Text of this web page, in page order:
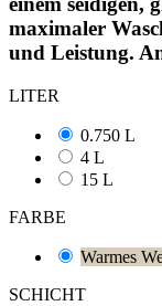
maximaler
und Leistung.
LITER
0.750 L
4 L
15 L
FARBE
Warmes
SCHICHT